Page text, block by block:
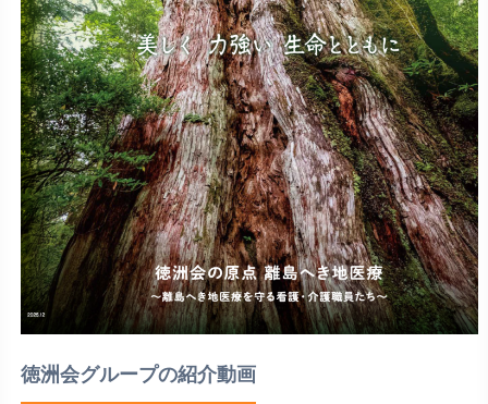
徳洲会グループの紹介動画